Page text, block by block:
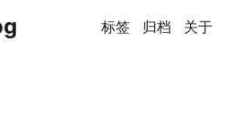
标签 归档 关于